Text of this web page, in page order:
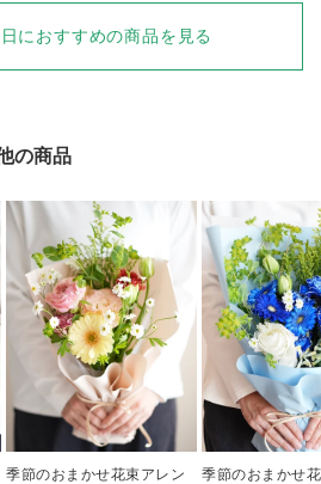
におすすめの商品を見る
の商品
季節のおまかせ花束アレン
季節のおまかせ